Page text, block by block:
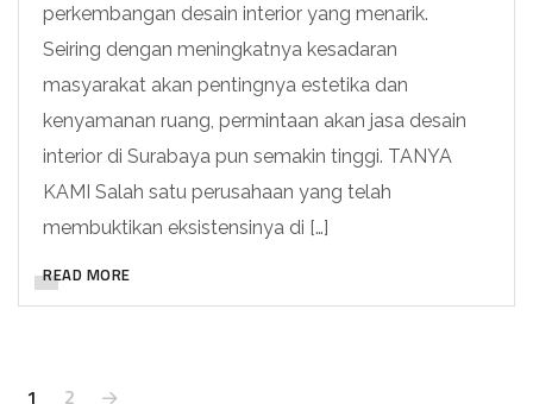
perkembangan desain interior yang menarik.
Seiring dengan meningkatnya kesadaran
masyarakat akan pentingnya estetika dan
kenyamanan ruang, permintaan akan jasa desain
interior di Surabaya pun semakin tinggi. TANYA
KAMI Salah satu perusahaan yang telah
membuktikan eksistensinya di […]
READ MORE
1 2